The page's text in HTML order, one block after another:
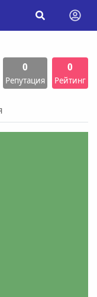
0
Репутация
0
Рейтинг